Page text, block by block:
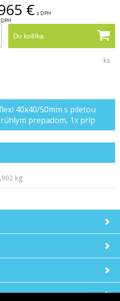
€ s DPH
Do košíka
ks
40x40/50mm s piletou
prepadom, 1x príp
kg